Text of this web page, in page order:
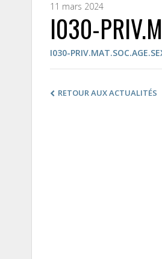
11 mars 2024
I030-
I030-
RETOUR AUX ACTUALITÉS